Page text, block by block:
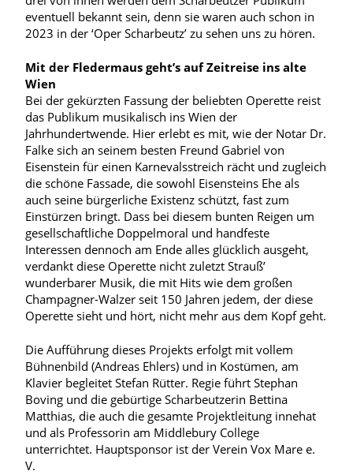
eventuell bekannt sein, denn sie waren auch schon in
2023 in der ‘Oper Scharbeutz’ zu sehen uns zu hören.
Mit der Fledermaus geht’s auf Zeitreise ins alte
Wien
Bei der gekürzten Fassung der beliebten Operette reist
das Publikum musikalisch ins Wien der
Jahrhundertwende. Hier erlebt es mit, wie der Notar Dr.
Falke sich an seinem besten Freund Gabriel von
Eisenstein für einen Karnevalsstreich rächt und zugleich
die schöne Fassade, die sowohl Eisensteins Ehe als
auch seine bürgerliche Existenz schützt, fast zum
Einstürzen bringt. Dass bei diesem bunten Reigen um
gesellschaftliche Doppelmoral und handfeste
Interessen dennoch am Ende alles glücklich ausgeht,
verdankt diese Operette nicht zuletzt Strauß’
wunderbarer Musik, die mit Hits wie dem großen
Champagner-Walzer seit 150 Jahren jedem, der diese
Operette sieht und hört, nicht mehr aus dem Kopf geht.
Die Aufführung dieses Projekts erfolgt mit vollem
Bühnenbild (Andreas Ehlers) und in Kostümen, am
Klavier begleitet Stefan Rütter. Regie führt Stephan
Boving und die gebürtige Scharbeutzerin Bettina
Matthias, die auch die gesamte Projektleitung innehat
und als Professorin am Middlebury College
unterrichtet. Hauptsponsor ist der Verein Vox Mare e.
V.